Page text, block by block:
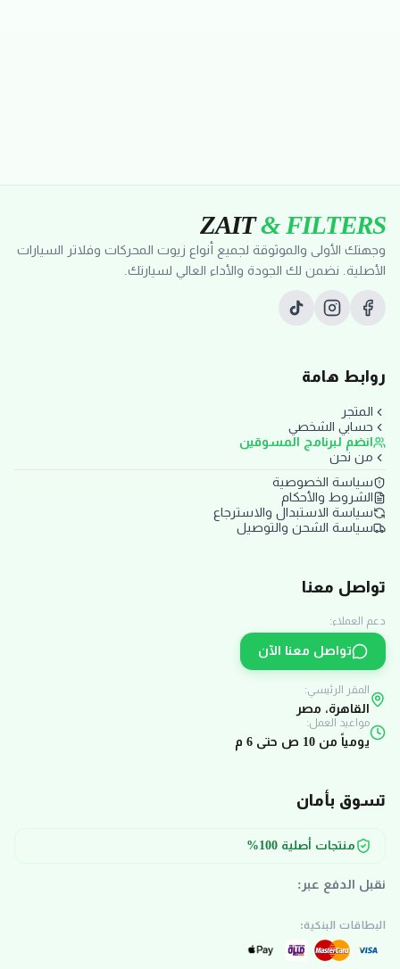
ZAIT& FILTERS
وجهتك الأولى والموثوقة لجميع أنواع زيوت المحركات وفلاتر السيارات
الأصلية. نضمن لك الجودة والأداء العالي لسيارتك.
روابط هامة
المتجر
حسابي الشخصي
انضم لبرنامج المسوقين
من نحن
سياسة الخصوصية
الشروط والأحكام
سياسة الاستبدال والاسترجاع
سياسة الشحن والتوصيل
تواصل معنا
دعم العملاء:
تواصل معنا الآن
المقر الرئيسي:
القاهرة، مصر
مواعيد العمل:
يومياً من 10 ص حتى 6 م
تسوق بأمان
منتجات أصلية 100%
نقبل الدفع عبر:
البطاقات البنكية: